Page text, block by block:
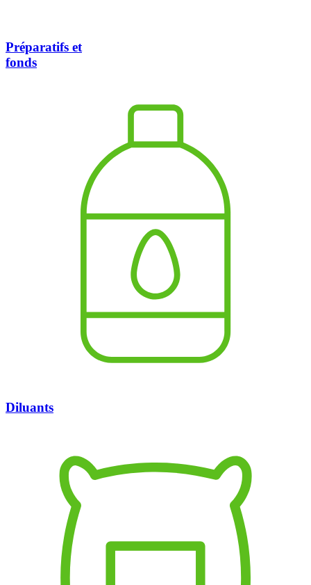
Préparatifs et
fonds
Diluants